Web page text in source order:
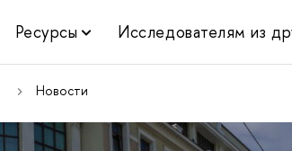
Ресурсы Исследователям из
Новости